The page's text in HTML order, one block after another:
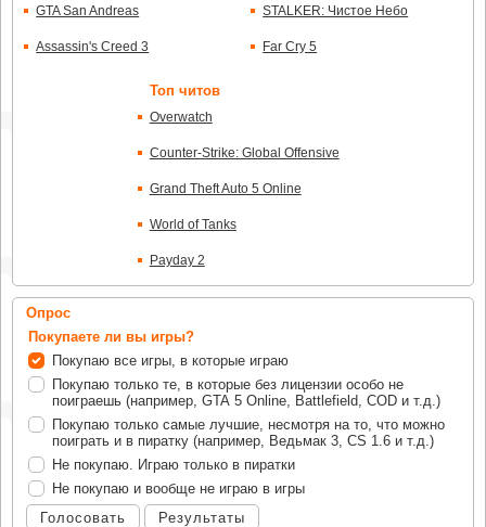
GTA San Andreas
Assassin's Creed 3
STALKER: Чистое Небо
Far Cry 5
Топ читов
Overwatch
Counter-Strike: Global Offensive
Grand Theft Auto 5 Online
World of Tanks
Payday 2
Опрос
Покупаете ли вы игры?
Покупаю все игры, в которые играю
Покупаю только те, в которые без лицензии особо не
поиграешь (например, GTA 5 Online, Battlefield, COD и т.д.)
Покупаю только самые лучшие, несмотря на то, что можно
поиграть и в пиратку (например, Ведьмак 3, CS 1.6 и т.д.)
Не покупаю. Играю только в пиратки
Не покупаю и вообще не играю в игры
Голосовать
Результаты